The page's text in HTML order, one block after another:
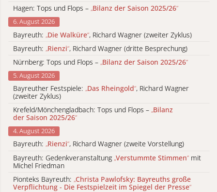
Hagen: Tops und Flops – „Bilanz der Saison 2025/26“
6. August 2026
Bayreuth: „Die Walküre“, Richard Wagner (zweiter Zyklus)
Bayreuth: „Rienzi“, Richard Wagner (dritte Besprechung)
Nürnberg: Tops und Flops – „Bilanz der Saison 2025/26“
5. August 2026
Bayreuther Festspiele: „Das Rheingold“, Richard Wagner
(zweiter Zyklus)
Krefeld/Mönchengladbach: Tops und Flops – „Bilanz
der Saison 2025/26“
4. August 2026
Bayreuth: „Rienzi“, Richard Wagner (zweite Vorstellung)
Bayreuth: Gedenkveranstaltung „Verstummte Stimmen“ mit
Michel Friedman
Pionteks Bayreuth: „Christa Pawlofsky: Bayreuths große
Verpflichtung - Die Festspielzeit im Spiegel der Presse“